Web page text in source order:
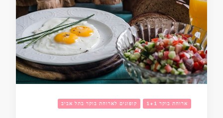
ארוחת בוקר 1+1 קופונים לארוחת בוקר בתל אביב